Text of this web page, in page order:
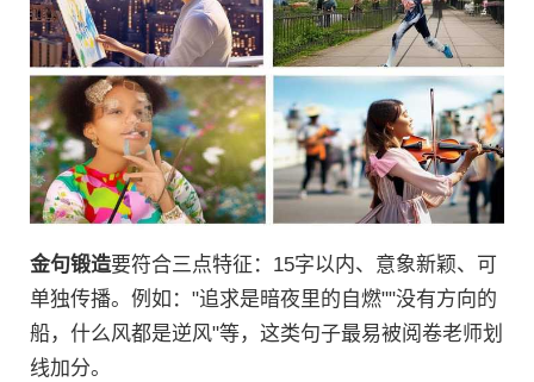
金句锻造要符合三点特征：15字以内、意象新颖、可
单独传播。例如："追求是暗夜里的自燃""没有方向的
船，什么风都是逆风"等，这类句子最易被阅卷老师划
线加分。